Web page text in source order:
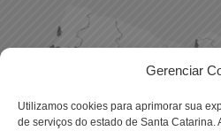
Gerenciar
Utilizamos cookies para aprimorar sua
de serviços do estado de Santa Catarina.